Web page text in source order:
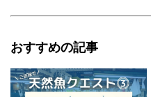
おすすめの記事